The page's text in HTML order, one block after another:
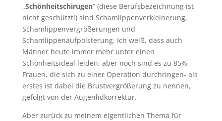
„Schönheitschirugen“ (diese Berufsbezeichnung ist
nicht geschützt!) sind Schamlippenverkleinerung,
Schamlippenvergrößerungen und
Schamlippenaufpolsterung. Ich weiß, dass auch
Männer heute immer mehr unter einen
Schönheitsideal leiden, aber noch sind es zu 85%
Frauen, die sich zu einer Operation durchringen- als
erstes ist dabei die Brustvergrößerung zu nennen,
gefolgt von der Augenlidkorrektur.
Aber zurück zu meinem eigentlichen Thema für